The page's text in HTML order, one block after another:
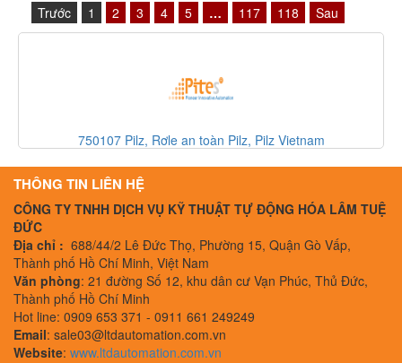
Trước
1 2 3 4 5 … 117 118 Sau
750107 Pilz, Rơle an toàn Pilz, Pilz Vietnam
THÔNG TIN LIÊN HỆ
CÔNG TY TNHH DỊCH VỤ KỸ THUẬT TỰ ĐỘNG HÓA LÂM TUỆ
ĐỨC
Địa chỉ : 688/44/2 Lê Đức Thọ, Phường 15, Quận Gò Vấp,
Thành phố Hồ Chí Minh, Việt Nam
Văn phòng: 21 đường Số 12, khu dân cư Vạn Phúc, Thủ Đức,
Thành phố Hồ Chí Minh
Hot line: 0909 653 371 - 0911 661 249249
Email: sale03@ltdautomation.com.vn
Website: www.ltdautomation.com.vn